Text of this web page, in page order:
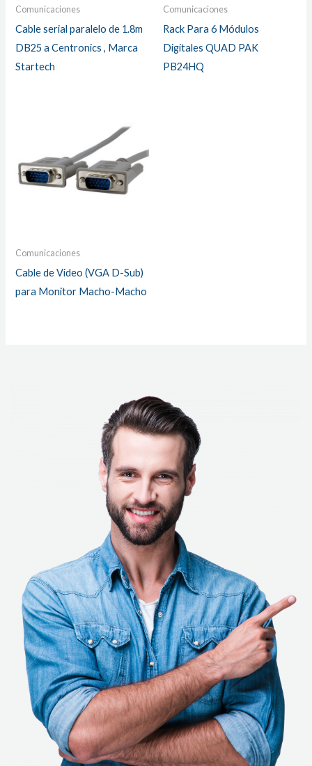
Comunicaciones
Cable serial paralelo de 1.8m
DB25 a Centronics , Marca
Startech
Comunicaciones
Rack Para 6 Módulos
Digitales QUAD PAK
PB24HQ
Comunicaciones
Cable de Video (VGA D-Sub)
para Monitor Macho-Macho